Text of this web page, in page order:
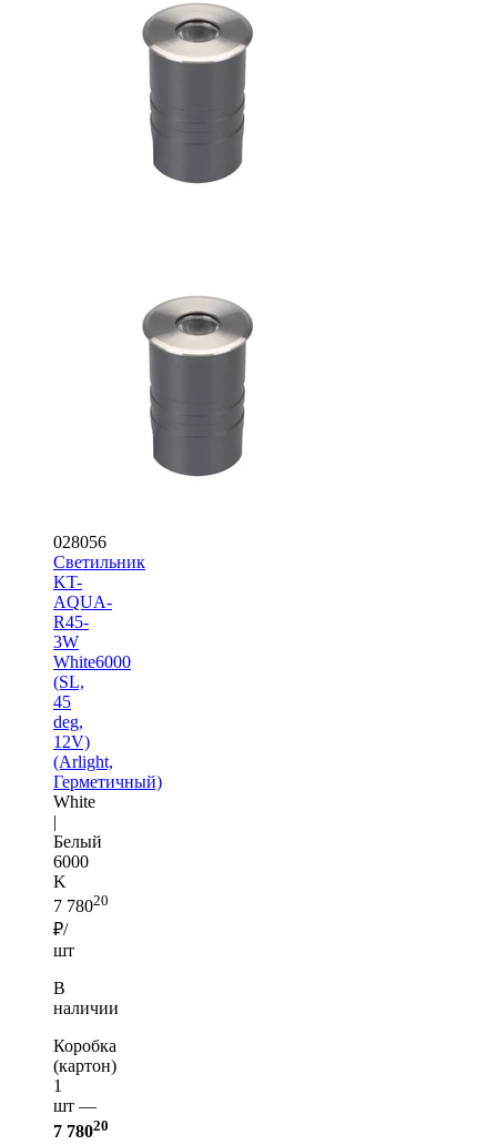
028056
Светильник
KT-
AQUA-
R45-
3W
White6000
(SL,
45
deg,
12V)
(Arlight,
Герметичный)
White
|
Белый
6000
K
7 78020
₽/
шт
В
наличии
Коробка
(картон)
1
шт —
7 78020